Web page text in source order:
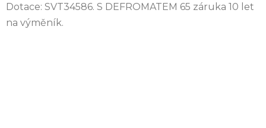
Dotace: SVT34586. S DEFROMATEM 65 záruka 10 let
na výměník.